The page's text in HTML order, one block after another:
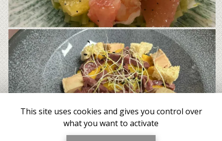
This site uses cookies and gives you control over
what you want to activate